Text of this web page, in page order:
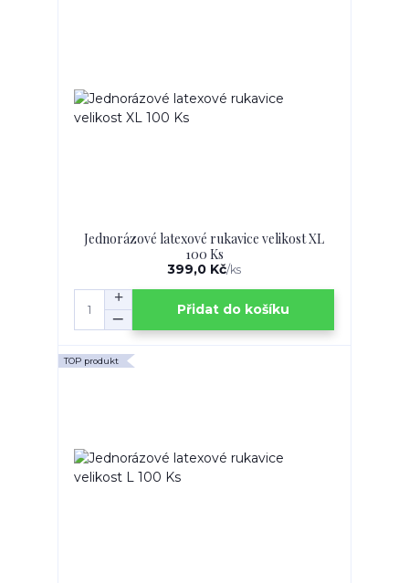
Jednorázové latexové rukavice velikost XL
100 Ks
399,0 Kč/ks
Přidat do košíku
TOP produkt